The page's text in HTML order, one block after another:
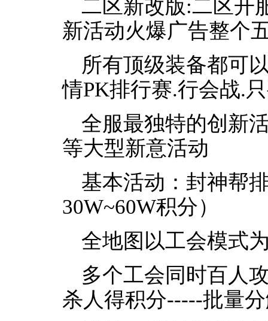
二区新改版:二区开
新活动火爆广告整个
所有顶级装备都可
情PK排行赛.行会战.
全服最独特的创新
等大型新意活动
基本活动：封神帮
30W~60W积分）
全地图以工会模式
多个工会同时百人
杀人得积分-----批量